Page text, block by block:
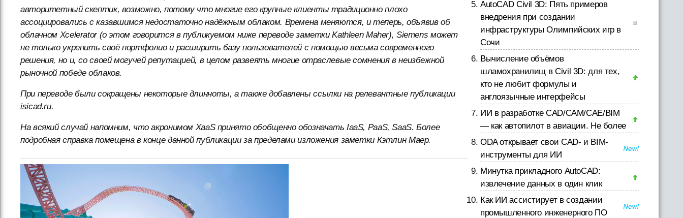
авторитетный скептик, возможно, потому что многие его крупные клиенты традиционно плохо
ассоциировались с казавшимся недостаточно надёжным облаком. Времена меняются, и теперь, объявив об
облачном Xcelerator (о этом говорится в публикуемом ниже переводе заметки Kathleen Maher), Siemens может
не только укрепить своё портфолио и расширить базу пользователей с помощью весьма современного
решения, но и, со своей могучей репутацией, в целом развеять многие отраслевые сомнения в неизбежной
рыночной победе облаков.
При переводе были сокращены некоторые длинноты, а также добавлены ссылки на релевантные публикации
isicad.ru.
На всякий случай напомним, что акронимом XaaS принято обобщенно обозначать IaaS, PaaS, SaaS. Более
подробная справка помещена в конце данной публикации за пределами изложения заметки Кэтлин Маер.
AutoCAD Civil 3D: Пять примеров
внедрения при создании
инфраструктуры Олимпийских игр в
Сочи
Вычисление объёмов
шламохранилищ в Civil 3D: для тех,
кто не любит формулы и
англоязычные интерфейсы
ИИ в разработке CAD/CAM/CAE/BIM
— как автопилот в авиации. Не более
ODA открывает свои CAD- и BIM-
инструменты для ИИ
Минутка прикладного AutoCAD:
извлечение данных в один клик
Как ИИ ассистирует в создании
промышленного инженерного ПО